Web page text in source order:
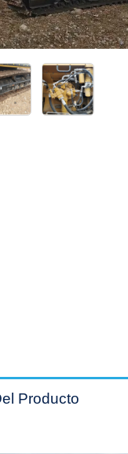
Producto